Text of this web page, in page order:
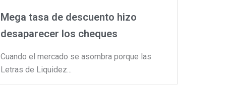
Mega tasa de descuento hizo
desaparecer los cheques
Cuando el mercado se asombra porque las
Letras de Liquidez...